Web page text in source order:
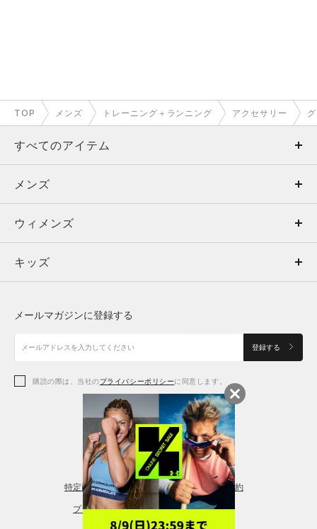
TOP メンズ トレーニング＋ランニング アクセサリー
すべてのアイテム
メンズ
ウィメンズ
キッズ
アクセサリー
メンズ
トップス
ボトムス
アクセサリー
ウィメンズ
トップス
シューズ
アクセサリー
レギンス＆タイツ
キッズ
シューズ
メールマガジンに登録する
登録する
購読の際は、当社のプライバシーポリシーに同意します。
特定商取引法に基づく通販の表記 会員規約
プライバシーポリシー